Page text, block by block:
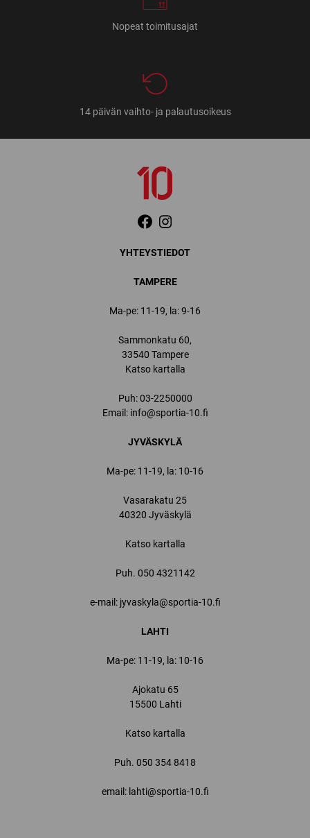
Nopeat toimitusajat
14 päivän vaihto- ja palautusoikeus
YHTEYSTIEDOT
TAMPERE
Ma-pe: 11-19, la: 9-16
Sammonkatu 60,
33540 Tampere
Katso kartalla
Puh:03-2250000
Email: info@sportia-10.fi
JYVÄSKYLÄ
Ma-pe: 11-19, la: 10-16
Vasarakatu 25
40320 Jyväskylä
Katso kartalla
Puh. 050 4321142
e-mail: jyvaskyla@sportia-10.fi
LAHTI
Ma-pe: 11-19, la: 10-16
Ajokatu 65
15500 Lahti
Katso kartalla
Puh. 050 354 8418
email: lahti@sportia-10.fi